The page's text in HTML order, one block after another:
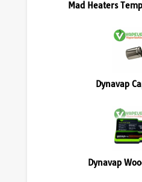
Mad Heaters
Dynavap
Dynavap